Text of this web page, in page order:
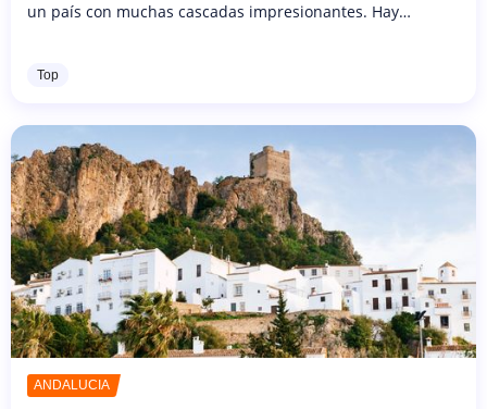
un país con muchas cascadas impresionantes. Hay
Top
ANDALUCÍA